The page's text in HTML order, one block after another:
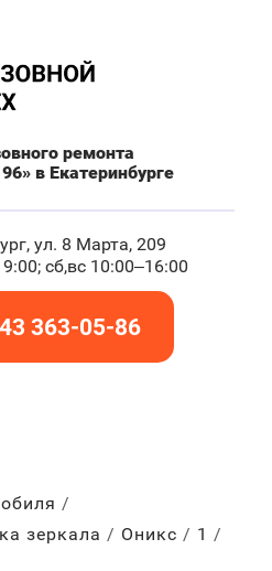
ремонта
в Екатеринбурге
ул. 8 Марта, 209
сб,вс 10:00–16:00
363-05-86
зеркала
Оникс
1